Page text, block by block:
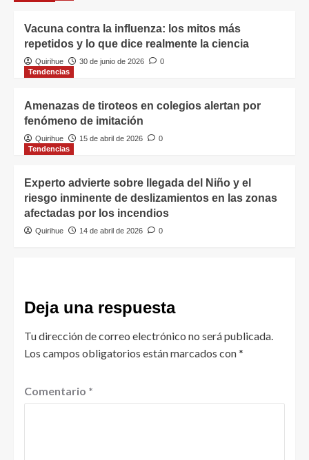
Vacuna contra la influenza: los mitos más
repetidos y lo que dice realmente la ciencia
Quirihue 30 de junio de 2026
0
Tendencias
Amenazas de tiroteos en colegios alertan por
fenómeno de imitación
Quirihue 15 de abril de 2026
0
Tendencias
Experto advierte sobre llegada del Niño y el
riesgo inminente de deslizamientos en las zonas
afectadas por los incendios
Quirihue 14 de abril de 2026 0
Deja una respuesta
Tu dirección de correo electrónico no será publicada.
Los campos obligatorios están marcados con*
Comentario *